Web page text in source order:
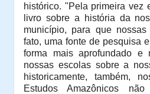
histórico. "Pela primeira vez
livro sobre a história da
município, para que
fato, uma fonte de pesquisa
forma mais aprofundado e
nossas escolas sobre a
historicamente, também,
Estudos Amazônicos